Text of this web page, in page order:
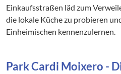
Einkaufsstraßen läd zum
die lokale Küche zu probieren
Einheimischen kennenzulernen.
Park Cardi Moixero -